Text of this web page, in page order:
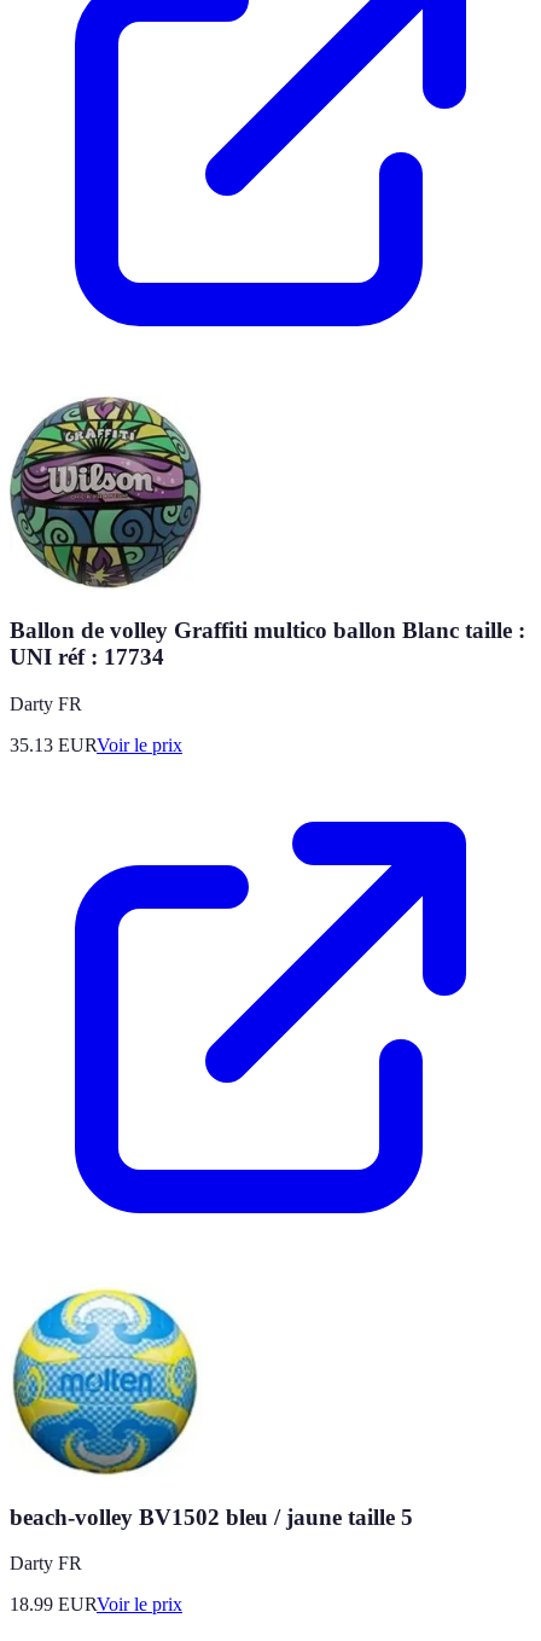
Ballon de volley Graffiti multico ballon Blanc taille :
UNI réf : 17734
Darty FR
35.13 EURVoir le prix
beach-volley BV1502 bleu / jaune taille 5
Darty FR
18.99 EURVoir le prix